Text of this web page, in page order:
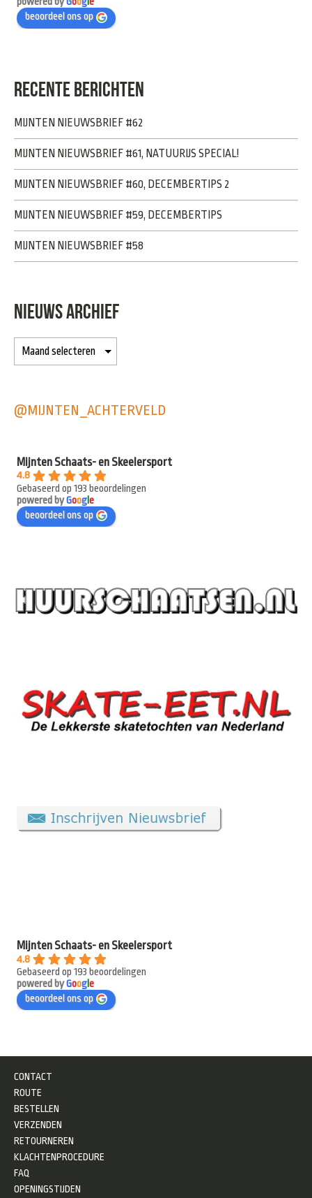
beoordeel ons op
RECENTE BERICHTEN
MIJNTEN NIEUWSBRIEF #62
MIJNTEN NIEUWSBRIEF #61, NATUURIJS SPECIAL!
MIJNTEN NIEUWSBRIEF #60, DECEMBERTIPS 2
MIJNTEN NIEUWSBRIEF #59, DECEMBERTIPS
MIJNTEN NIEUWSBRIEF #58
NIEUWS ARCHIEF
@MIJNTEN_ACHTERVELD
Mijnten Schaats- en Skeelersport
4.8
Gebaseerd op 193 beoordelingen
powered byGooge
beoordeel ons op
Mijnten Schaats- en Skeelersport
4.8
Gebaseerd op 193 beoordelingen
powered byGooge
beoordeel ons op
CONTACT
ROUTE
BESTELLEN
VERZENDEN
RETOURNEREN
KLACHTENPROCEDURE
FAQ
OPENINGSTIJDEN